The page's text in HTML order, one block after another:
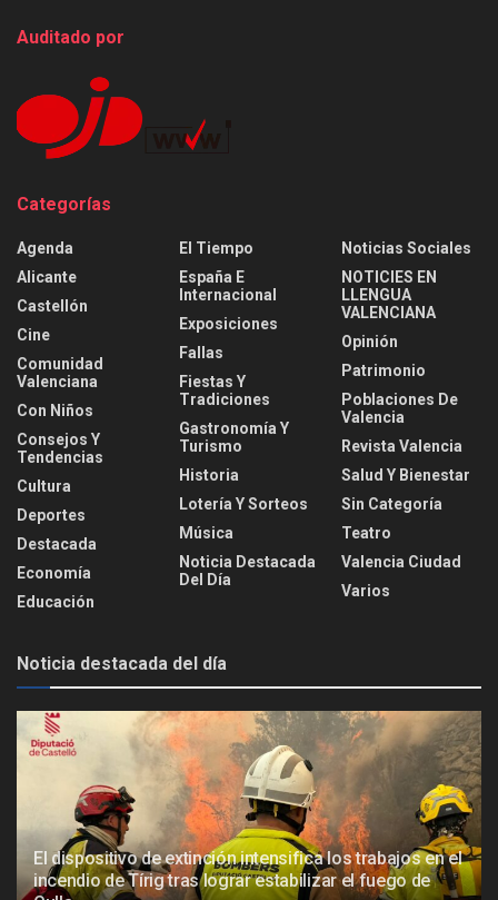
Auditado por
Categorías
Agenda
Alicante
Castellón
Cine
Comunidad
Valenciana
Con Niños
Consejos Y
Tendencias
Cultura
Deportes
Destacada
Economía
Educación
El Tiempo
España E
Internacional
Exposiciones
Fallas
Fiestas Y
Tradiciones
Gastronomía Y
Turismo
Historia
Lotería Y Sorteos
Música
Noticia Destacada
Del Día
Noticias Sociales
NOTICIES EN
LLENGUA
VALENCIANA
Opinión
Patrimonio
Poblaciones De
Valencia
Revista Valencia
Salud Y Bienestar
Sin Categoría
Teatro
Valencia Ciudad
Varios
Noticia destacada del día
El dispositivo de extinción intensifica los trabajos en el
incendio de Tírig tras lograr estabilizar el fuego de